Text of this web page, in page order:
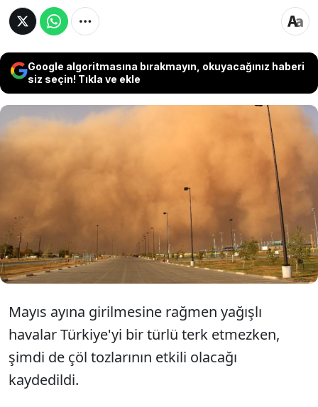
Google algoritmasına bırakmayın, okuyacağınız haberi
siz seçin! Tıkla ve ekle
Türkiye'nin Senegal üzerinden giren toz
taşınımının etkisine gireceği bildirildi.
Uzmanlar, gökten çamur yağabileceğine
yönelik uyarıda bulundu.
Mayıs ayına girilmesine rağmen yağışlı
havalar Türkiye'yi bir türlü terk etmezken,
şimdi de çöl tozlarının etkili olacağı
kaydedildi.